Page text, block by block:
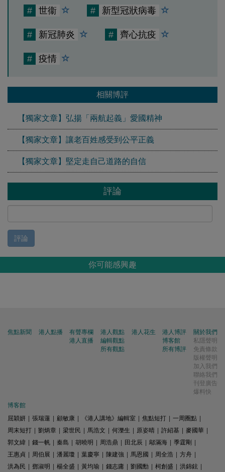
# 世衞 # 新型冠狀病毒
# 新冠肺炎 # 齊心抗疫
# 疫情
相關博評
【獨家文章】弘揚「兩航起義」愛國精神
【獨家文章】讓老百姓感受到公平正義
【獨家文章】堅定走自己道路的自信
評論
評論
你可能感興趣
焦點新聞 港人點播
有聲專欄
港人直播
港人觀點
編輯觀點
所有觀點
港人花生
港人博評
博客館
所有博評
關於我們
私隱聲明
免責條款
版權聲明
加入我們
聯絡我們
刊登廣告
爆料快
博客館
屈穎妍
張瑞蓮 顧敏康 《港人講地》編輯室 焦點短打 一周圈點
周末短打
劉炳章 梁世民 馬浩文 何濼生 原姿晴 許紹基 麥國華
郭文緯
錢一帆 秦島 胡曉明 周浩鼎 田北辰 鄔滿海 季霆剛
王惠貞
周伯展 潘麗瓊 葉慶寧 陳建強 馬恩國 周全浩 方舟
洪為民
鄧淑明 楊全盛 黃均瑜 錢志庸 劉國勳 柯創盛 洪錦鉉